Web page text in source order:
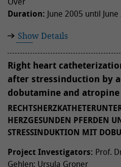
Duration: June 2005 until
Show Details
Right heart
after stressinduction by
dobutamine and atropine
HERZGESUNDEN PFERDEN
STRESSINDUKTION MIT
Project Investigators: Prof.
Gehlen; Ursula Groner